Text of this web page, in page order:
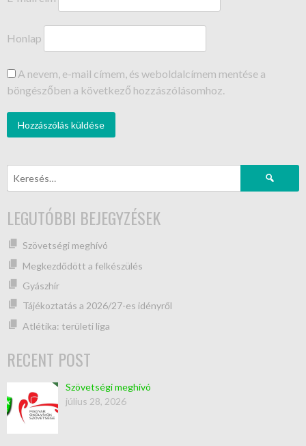
Honlap
A nevem, e-mail címem, és weboldalcímem mentése a
böngészőben a következő hozzászólásomhoz.
LEGUTÓBBI BEJEGYZÉSEK
Szövetségi meghívó
Megkezdődött a felkészülés
Gyászhír
Tájékoztatás a 2026/27-es idényről
Atlétika: területi liga
RECENT POST
Szövetségi meghívó
július 28, 2026